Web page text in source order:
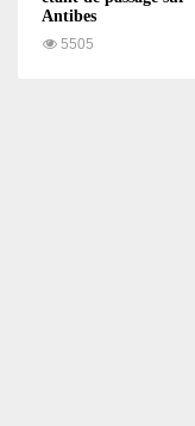
Antibes
5505